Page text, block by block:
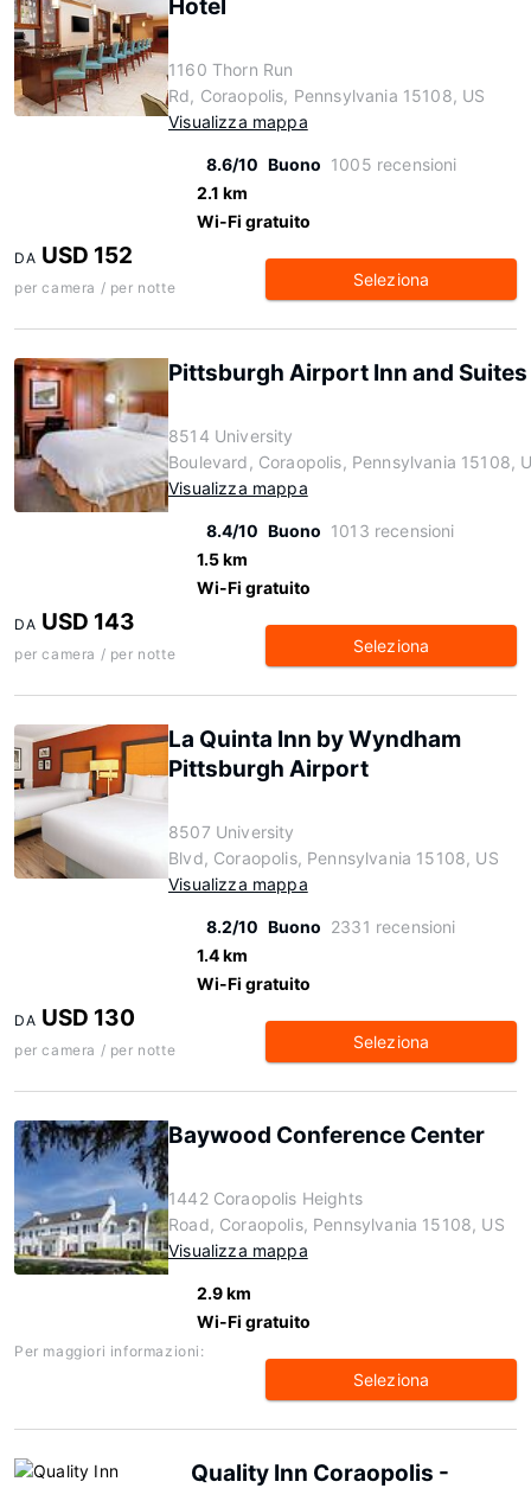
Hotel
1160 Thorn Run
Rd, Coraopolis, Pennsylvania 15108, US
Visualizza mappa
8.6/10 Buono 1005 recensioni
2.1 km
Wi-Fi gratuito
DA USD 152
per camera / per notte Seleziona
Pittsburgh Airport Inn and Suites
8514 University
Boulevard, Coraopolis, Pennsylvania 15108,
Visualizza mappa
8.4/10 Buono 1013 recensioni
1.5 km
Wi-Fi gratuito
DA USD 143
per camera / per notte Seleziona
La Quinta Inn by Wyndham
Pittsburgh Airport
8507 University
Blvd, Coraopolis, Pennsylvania 15108, US
Visualizza mappa
8.2/10 Buono 2331 recensioni
1.4 km
Wi-Fi gratuito
DA USD 130
per camera / per notte Seleziona
Baywood Conference Center
1442 Coraopolis Heights
Road, Coraopolis, Pennsylvania 15108, US
Visualizza mappa
2.9 km
Wi-Fi gratuito
Per maggiori informazioni:
Seleziona
Quality Inn Coraopolis -